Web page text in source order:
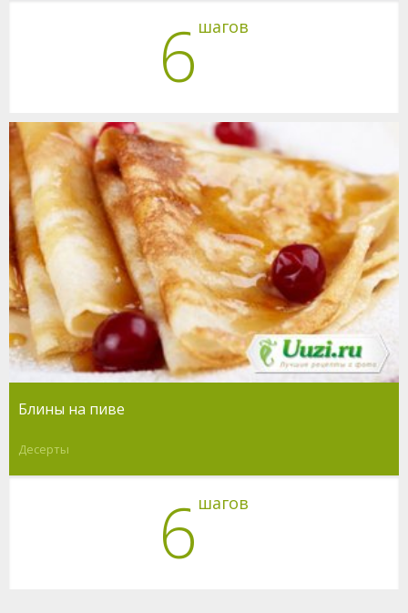
6 шагов
Блины на пиве
Десерты
6 шагов